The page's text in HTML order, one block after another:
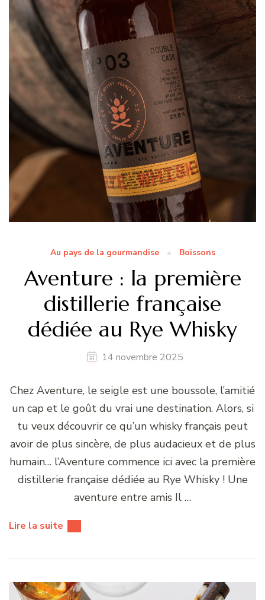
Au pays de la gourmandise Boissons
Aventure : la première
distillerie française
dédiée au Rye Whisky
14 novembre 2025
Chez Aventure, le seigle est une boussole, l’amitié
un cap et le goût du vrai une destination. Alors, si
tu veux découvrir ce qu’un whisky français peut
avoir de plus sincère, de plus audacieux et de plus
humain… l’Aventure commence ici avec la première
distillerie française dédiée au Rye Whisky ! Une
aventure entre amis Il …
Lire la suite